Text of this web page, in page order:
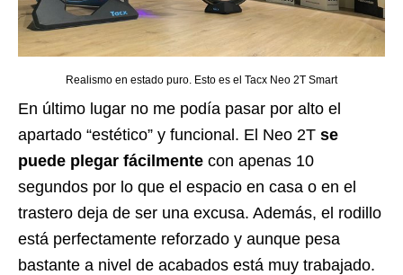
Realismo en estado puro. Esto es el Tacx Neo 2T Smart
En último lugar no me podía pasar por alto el
apartado “estético” y funcional. El Neo 2T se
puede plegar fácilmente con apenas 10
segundos por lo que el espacio en casa o en el
trastero deja de ser una excusa. Además, el rodillo
está perfectamente reforzado y aunque pesa
bastante a nivel de acabados está muy trabajado.